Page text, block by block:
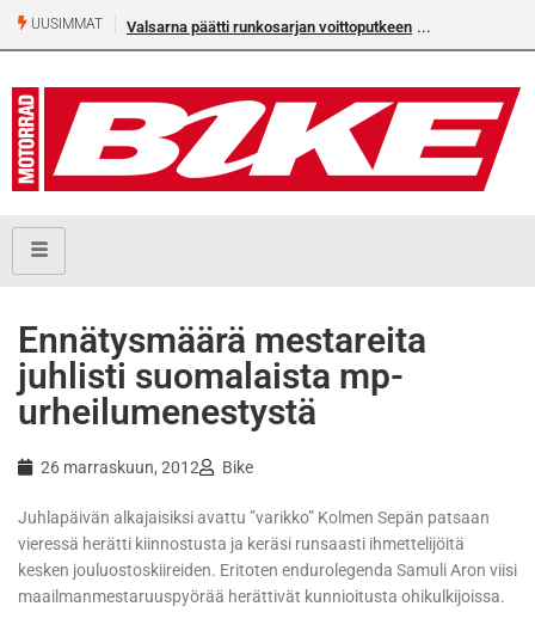
UUSIMMATvoittoputkeen
Älä missaa tämän kesän suurta Bike-
Ennätysmäärä mestareita
juhlisti suomalaista mp-
urheilumenestystä
26 marraskuun, 2012 Bike
Juhlapäivän alkajaisiksi avattu ”varikko” Kolmen Sepän patsaan
vieressä herätti kiinnostusta ja keräsi runsaasti ihmettelijöitä
kesken jouluostoskiireiden. Eritoten endurolegenda Samuli Aron viisi
maailmanmestaruuspyörää herättivät kunnioitusta ohikulkijoissa.